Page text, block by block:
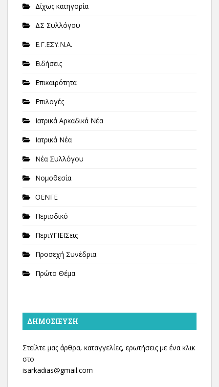
Δίχως κατηγορία
ΔΣ Συλλόγου
Ε.Γ.ΕΣΥ.Ν.Α.
Ειδήσεις
Επικαιρότητα
Επιλογές
Ιατρικά Αρκαδικά Νέα
Ιατρικά Νέα
Νέα Συλλόγου
Νομοθεσία
ΟΕΝΓΕ
Περιοδικό
ΠεριΥΓΙΕΙΣεις
Προσεχή Συνέδρια
Πρώτο Θέμα
ΔΗΜΟΣΊΕΥΣΗ
Στείλτε μας άρθρα, καταγγελίες, ερωτήσεις με ένα κλικ
στο
isarkadias@gmail.com